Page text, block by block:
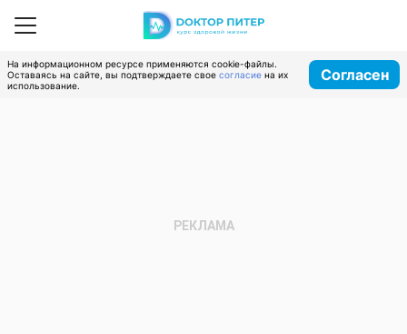
На информационном ресурсе применяются cookie-файлы.
Оставаясь на сайте, вы подтверждаете свое согласие на их
использование.
Согласен